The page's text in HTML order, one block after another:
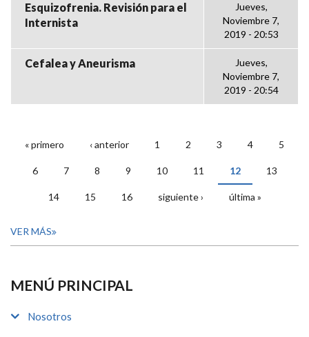
Esquizofrenia. Revisión para el
Internista
Jueves,
Noviembre 7,
2019 - 20:53
Cefalea y Aneurisma
Jueves,
Noviembre 7,
2019 - 20:54
PÁGINAS
« primero ‹ anterior 1 2 3 4 5
6 7 8 9 10 11 12 13
14 15 16 siguiente › última »
VER MÁS
MENÚ PRINCIPAL
Nosotros